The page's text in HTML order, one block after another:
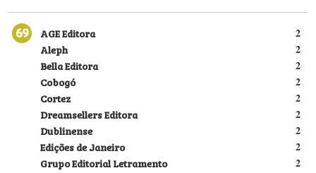
69 2
AGE Editora
2
Aleph
2
Bella Editora
2
Cobogó
2
Cortez
2
Dreamsellers Editora
2
Dublinense
2
Edições de Janeiro
2
Grupo Editorial Letramento